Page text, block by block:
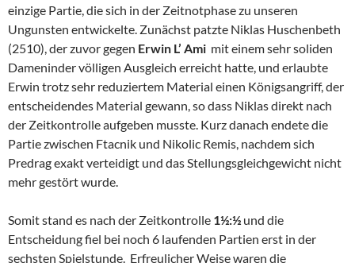
einzige Partie, die sich in der Zeitnotphase zu unseren
Ungunsten entwickelte. Zunächst patzte Niklas Huschenbeth
(2510), der zuvor gegen Erwin L’ Ami mit einem sehr soliden
Dameninder völligen Ausgleich erreicht hatte, und erlaubte
Erwin trotz sehr reduziertem Material einen Königsangriff, der
entscheidendes Material gewann, so dass Niklas direkt nach
der Zeitkontrolle aufgeben musste. Kurz danach endete die
Partie zwischen Ftacnik und Nikolic Remis, nachdem sich
Predrag exakt verteidigt und das Stellungsgleichgewicht nicht
mehr gestört wurde.
Somit stand es nach der Zeitkontrolle 1½:½ und die
Entscheidung fiel bei noch 6 laufenden Partien erst in der
sechsten Spielstunde. Erfreulicher Weise waren die